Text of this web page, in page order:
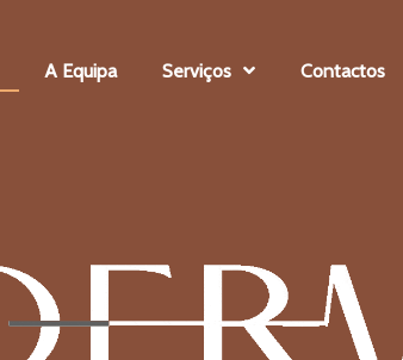
A Equipa Serviços Contactos